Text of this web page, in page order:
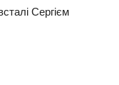
Сергієм